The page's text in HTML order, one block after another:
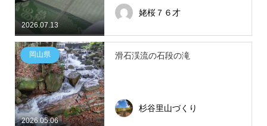
2026.07.13
姥桜７６才
2026.05.06
岡山県 滑石渓流の石段の滝
杉谷里山づくり